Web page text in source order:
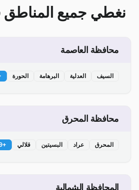
نغطي جميع المناطق
محافظة العاصمة
السيف العدلية البرهامة الحورة
محافظة المحرق
المحرق عراد البسيتين قلالي +
المحافظة الشمالية